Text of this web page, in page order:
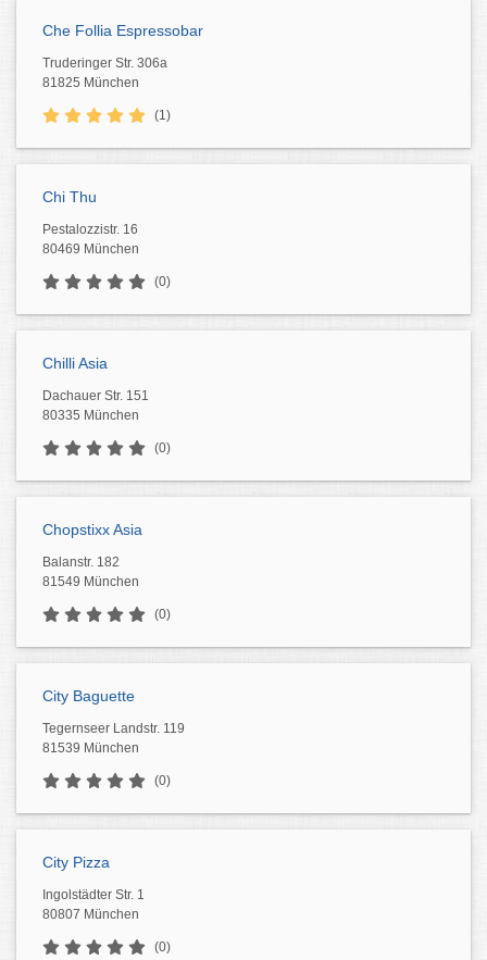
Che Follia Espressobar
Truderinger Str. 306a
81825 München
(1)
Chi Thu
Pestalozzistr. 16
80469 München
(0)
Chilli Asia
Dachauer Str. 151
80335 München
(0)
Chopstixx Asia
Balanstr. 182
81549 München
(0)
City Baguette
Tegernseer Landstr. 119
81539 München
(0)
City Pizza
Ingolstädter Str. 1
80807 München
(0)